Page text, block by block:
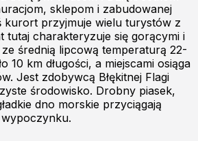
sklepom i zabudowanej
kurort przyjmuje wielu turystów z
tutaj charakteryzuje się gorącymi i
ze średnią lipcową temperaturą 22-
10 km długości, a miejscami osiąga
Jest zdobywcą Błękitnej Flagi
środowisko. Drobny piasek,
dno morskie przyciągają
wypoczynku.